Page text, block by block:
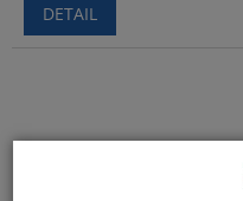
DETAIL